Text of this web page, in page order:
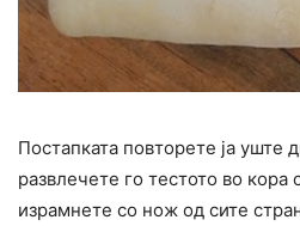
Постапката повторете ја уште
развлечете го тестото во кора
израмнете со нож од сите